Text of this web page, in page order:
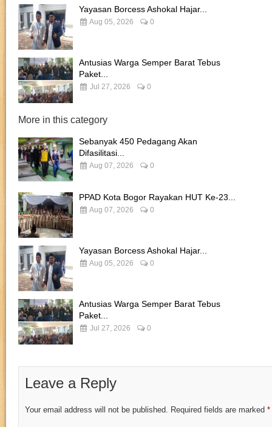
Yayasan Borcess Ashokal Hajar...
Aug 05, 2026 0
Antusias Warga Semper Barat Tebus
Paket...
Jul 27, 2026 0
More in this category
Sebanyak 450 Pedagang Akan
Difasilitasi...
Aug 07, 2026 0
PPAD Kota Bogor Rayakan HUT Ke-23...
Aug 07, 2026 0
Yayasan Borcess Ashokal Hajar...
Aug 05, 2026 0
Antusias Warga Semper Barat Tebus
Paket...
Jul 27, 2026 0
Leave a Reply
Your email address will not be published. Required fields are marked *